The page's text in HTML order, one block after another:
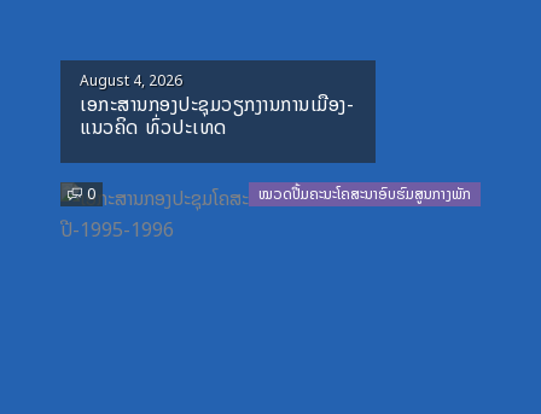
Posted
on
August 4, 2026
ເອກະສານກອງປະຊຸມວຽກງານການເມືອງ-
ແນວຄິດ ທົ່ວປະເທດ
0 ໝວດປື້ມຄະນະໂຄສະນາອົບຮົມສູນກາງພັກ